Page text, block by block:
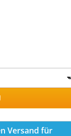
Versand für